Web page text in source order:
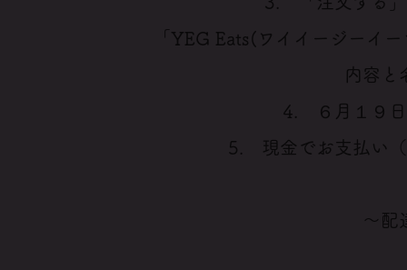
「YEG Eats(ワイイージーイ
内容と
4.
６月１９
5. 現金でお支払い（
～配